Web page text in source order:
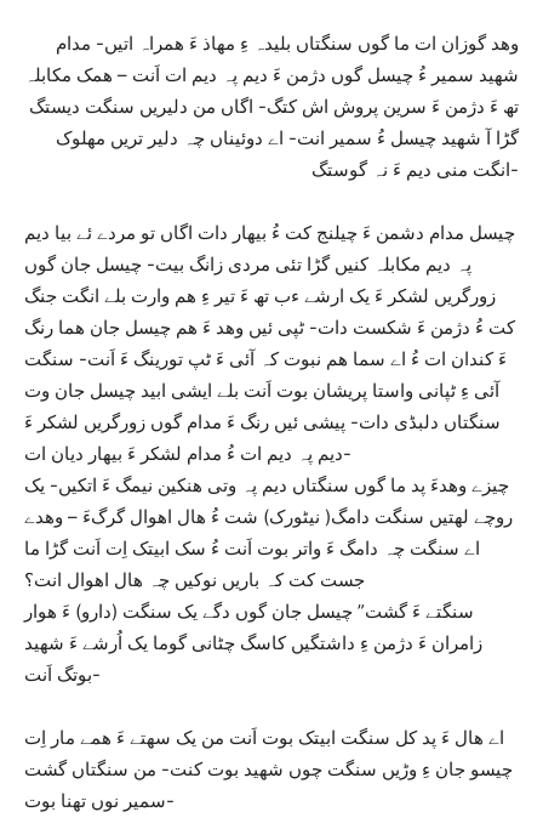
وھد گوزان ات ما گوں سنگتاں بلیدہ ءِ مھاذ ءَ ھمراہ اتیں- مدام
شھید سمیر ءُ چیسل گوں دژمن ءَ دیم پہ دیم ات اَنت – ھمک مکابلہ
تھ ءَ دژمن ءَ سرین پروش اش کتگ- اگاں من دلیریں سنگت دیستگ
گڑا آ شھید چیسل ءُ سمیر انت- اے دوئیناں چہ دلیر تریں مھلوک
انگت منی دیم ءَ نہ گوستگ-
چیسل مدام دشمن ءَ چیلنج کت ءُ بیھار دات اگاں تو مردے ئے بیا دیم
پہ دیم مکابلہ کنیں گڑا تئی مردی زانگ بیت- چیسل جان گوں
زورگریں لشکر ءَ یک ارشے ءب تھ ءَ تیر ءِ ھم وارت بلے انگت جنگ
کت ءُ دژمن ءَ شکست دات- ٹپی ئیں وھد ءَ ھم چیسل جان ھما رنگ
ءَ کندان ات ءُ اے سما ھم نبوت کہ آئی ءَ ٹپ تورینگ ءَ اَنت- سنگت
آئی ءِ ٹپانی واستا پریشان بوت اَنت بلے ایشی ابید چیسل جان وت
سنگتاں دلبڈی دات- پیشی ئیں رنگ ءَ مدام گوں زورگریں لشکر ءَ
دیم پہ دیم ات ءُ مدام لشکر ءَ بیھار دیان ات-
چیزے وھدءَ پد ما گوں سنگتاں دیم پہ وتی ھنکین نیمگ ءَ اتکیں- یک
روچے لھتیں سنگت دامگ( نیٹورک) شت ءُ ھال اھوال گرگءَ – وھدے
اے سنگت چہ دامگ ءَ واتر بوت اَنت ءُ سک ابیتک اِت اَنت گڑا ما
جست کت کہ باریں نوکیں چہ ھال اھوال انت؟
سنگتے ءَ گشت” چیسل جان گوں دگے یک سنگت (دارو) ءَ ھوار
زامران ءَ دژمن ءِ داشتگیں کاسگ چٹانی گوما یک اُرشے ءَ شھید
بوتگ اَنت-
اے ھال ءَ پد کل سنگت ابیتک بوت اَنت من یک سھتے ءَ ھمے مار اِت
چیسو جان ءِ وڑیں سنگت چوں شھید بوت کنت- من سنگتاں گشت
سمیر نوں تھنا بوت-